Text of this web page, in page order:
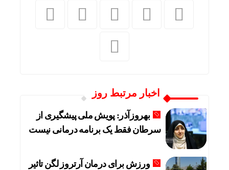
اخبار مرتبط روز
بهروزآذر: پویش ملی پیشگیری از
سرطان فقط یک برنامه درمانی نیست
ورزش برای درمان آرتروز لگن تاثیر